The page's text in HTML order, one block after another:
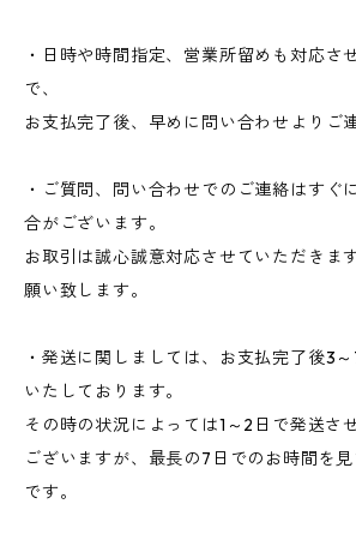
・日時や時間指定、営業所留めも対応さ
で、
お支払完了後、早めに問い合わせよりご
・ご質問、問い合わせでのご連絡はすぐ
合がございます。
お取引は誠心誠意対応させていただきま
願い致します。
・発送に関しましては、お支払完了後3
いたしております。
その時の状況によっては1～2日で発送さ
ございますが、最長の7日でのお時間を
です。